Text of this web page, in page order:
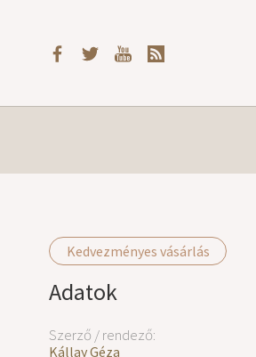
Kedvezményes vásárlás
Adatok
Szerző / rendező:
Kállay Géza